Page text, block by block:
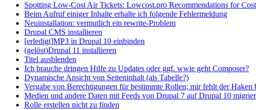
Spotting Low-Cost Air Tickets: Lowcost.pro Recommendations for
Beim Aufruf einiger Inhalte erhalte ich folgende Fehlermeldung
Neuinstallation: vermutlich ein rewrite-Problem
Drupal CMS installieren
[erledigt]MP3 in Drupal 10 einbinden
(gelöst)Drupal 11 installieren
Titel ausblenden
Ich brauche dringen Hilfe zu Updates oder ggf. wwie geht Composer?
Dynamische Ansicht von Seiteninhalt (als Tabelle?)
Vergabe von Berechtigungen für bestimmte Rollen; mir fehlt der Haken
Medien und andere Daten mit Feeds von Drupal 7 auf Drupal 10
Rolle erstellen nicht zu finden